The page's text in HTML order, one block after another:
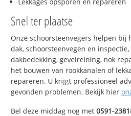
Snel ter plaatse
Onze schoorsteenvegers helpen bij
dak, schoorsteenvegen en
dakbedekking, gevelreining, nok
het bouwen van rookkanalen of
repareren. U krijgt professioneel
gevonden problemen. Bekijk hier
Bel deze middag nog met0591-